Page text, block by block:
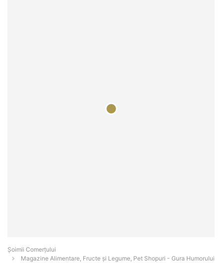
Șoimii Comerțului
Magazine Alimentare, Fructe și Legume, Pet Shopuri - Gura Humorului